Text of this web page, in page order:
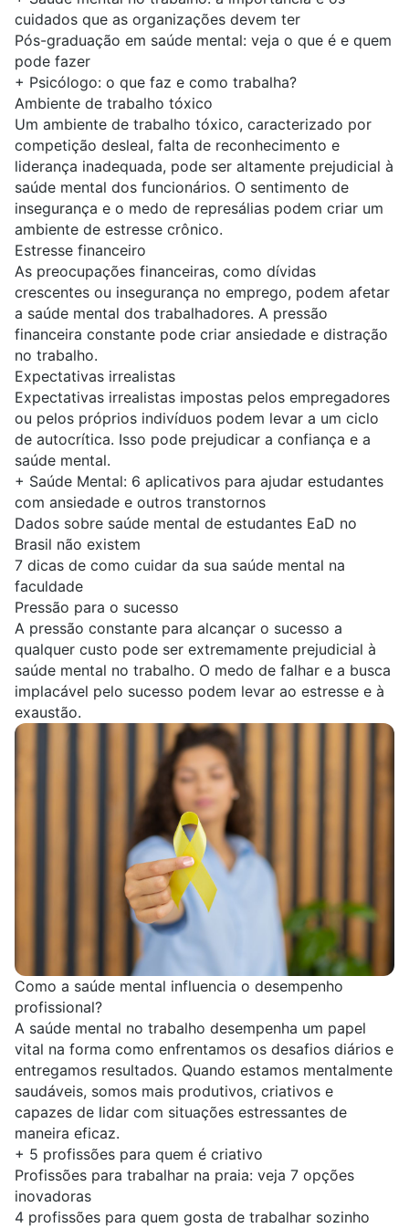
cuidados que as organizações devem ter
Pós-graduação em saúde mental: veja o que é e quem
pode fazer
+ Psicólogo: o que faz e como trabalha?
Ambiente de trabalho tóxico
Um ambiente de trabalho tóxico, caracterizado por
competição desleal, falta de reconhecimento e
liderança inadequada, pode ser altamente prejudicial à
saúde mental dos funcionários. O sentimento de
insegurança e o medo de represálias podem criar um
ambiente de estresse crônico.
Estresse financeiro
As preocupações financeiras, como dívidas
crescentes ou insegurança no emprego, podem afetar
a saúde mental dos trabalhadores. A pressão
financeira constante pode criar ansiedade e distração
no trabalho.
Expectativas irrealistas
Expectativas irrealistas impostas pelos empregadores
ou pelos próprios indivíduos podem levar a um ciclo
de autocrítica. Isso pode prejudicar a confiança e a
saúde mental.
+ Saúde Mental: 6 aplicativos para ajudar estudantes
com ansiedade e outros transtornos
Dados sobre saúde mental de estudantes EaD no
Brasil não existem
7 dicas de como cuidar da sua saúde mental na
faculdade
Pressão para o sucesso
A pressão constante para alcançar o sucesso a
qualquer custo pode ser extremamente prejudicial à
saúde mental no trabalho. O medo de falhar e a busca
implacável pelo sucesso podem levar ao estresse e à
exaustão.
Como a saúde mental influencia o desempenho
profissional?
A saúde mental no trabalho desempenha um papel
vital na forma como enfrentamos os desafios diários e
entregamos resultados. Quando estamos mentalmente
saudáveis, somos mais produtivos, criativos e
capazes de lidar com situações estressantes de
maneira eficaz.
+ 5 profissões para quem é criativo
Profissões para trabalhar na praia: veja 7 opções
inovadoras
4 profissões para quem gosta de trabalhar sozinho